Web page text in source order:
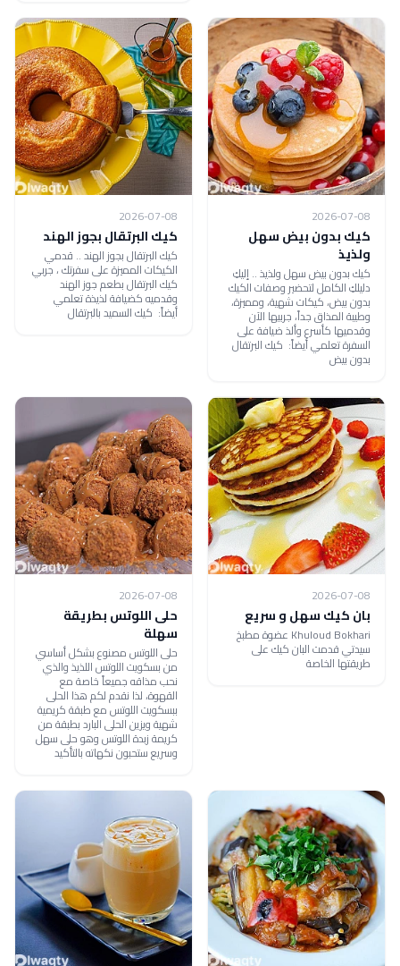
2026-07-08
كيك بدون بيض سهل
ولذيذ
كيك بدون بيض سهل ولذيذ .. إليكِ
دليلكِ الكامل لتحضير وصفات الكيك
بدون بيض، كيكات شهية، ومميزة،
وطيبة المذاق جداً، جربيها الآن
وقدميها كأسرع وألذ ضيافة على
السفرة تعلمي أيضاً: كيك البرتقال
بدون بيض
2026-07-08
كيك البرتقال بجوز الهند
كيك البرتقال بجوز الهند .. قدمي
الكيكات المميزة على سفرتك ، جربي
كيك البرتقال بطعم جوز الهند
وقدميه كضيافة لذيذة تعلمي
أيضاً: كيك السميد بالبرتقال
2026-07-08
بان كيك سهل و سريع
Khuloud Bokhari عضوة مطبخ
سيدتي قدمت البان كيك على
طريقتها الخاصة
2026-07-08
حلى اللوتس بطريقة
سهلة
حلى اللوتس مصنوع بشكل أساسي
من بسكويت اللوتس اللذيذ والذي
نحب مذاقه جميعاً خاصة مع
القهوة، لذا نقدم لكم هذا الحلى
ببسكويت اللوتس مع طبقة كريمية
شهية ويزين الحلى البارد بطبقة من
كريمة زبدة اللوتس وهو حلى سهل
وسريع ستحبون نكهاته بالتأكيد